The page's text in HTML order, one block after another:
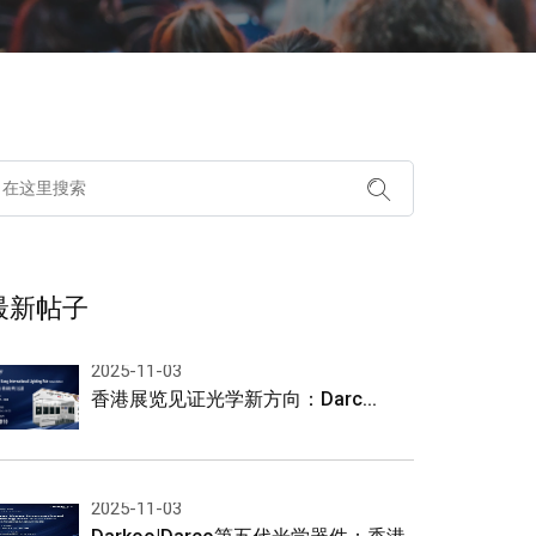
新帖子
2025-11-03
香港展览见证光学新方向：Darc...
2025-11-03